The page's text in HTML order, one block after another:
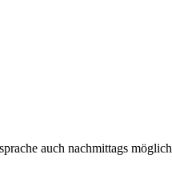
auch nachmittags